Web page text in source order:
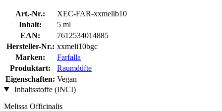
Art.-Nr.:
XEC-FAR-xxmelib10
Inhalt:
5 ml
EAN:
7612534014885
Hersteller-Nr.: xxmeli10bgc
Marken:
Farfalla
Produktart:
Raumdüfte
Eigenschaften: Vegan
Inhaltsstoffe (INCI)
Melissa Officinalis